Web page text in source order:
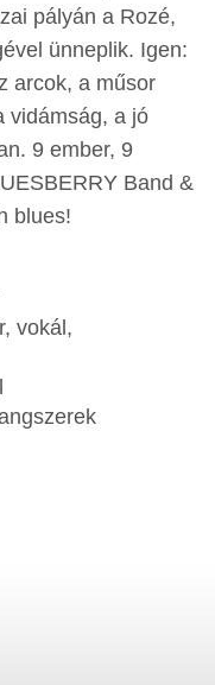
pályán a Rozé,
ünneplik. Igen:
arcok, a műsor
vidámság, a jó
9 ember, 9
Band &
blues!
vokál,